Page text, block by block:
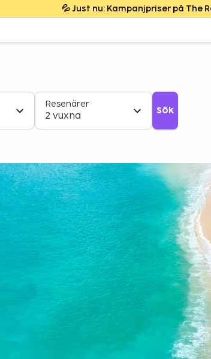
💦 Just nu: Kampanjpriser på The
Resenärer
2 vuxna Sök